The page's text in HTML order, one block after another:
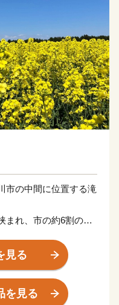
市の中間に位置する滝
まれ、市の約6割の地
る夏と冬の寒暖の差
量は約7mと北海道内
見る
を見る